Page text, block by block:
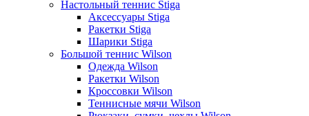
Настольный теннис Stiga
Аксессуары Stiga
Ракетки Stiga
Шарики Stiga
Большой теннис Wilson
Одежда Wilson
Ракетки Wilson
Кроссовки Wilson
Теннисные мячи Wilson